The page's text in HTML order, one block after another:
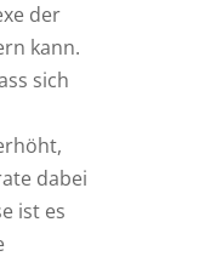
der
kann.
sich
dabei
ist es